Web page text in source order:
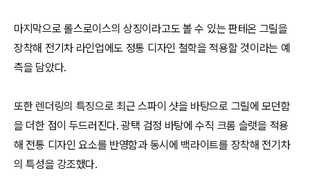
마지막으로 롤스로이스의 상징이라고도 볼 수 있는 판테온 그릴을
장착해 전기차 라인업에도 정통 디자인 철학을 적용할 것이라는 예
측을 담았다.
또한 렌더링의 특징으로 최근 스파이 샷을 바탕으로 그릴에 모던함
을 더한 점이 두드러진다. 광택 검정 바탕에 수직 크롬 슬랫을 적용
해 전통 디자인 요소를 반영함과 동시에 백라이트를 장착해 전기차
의 특성을 강조했다.